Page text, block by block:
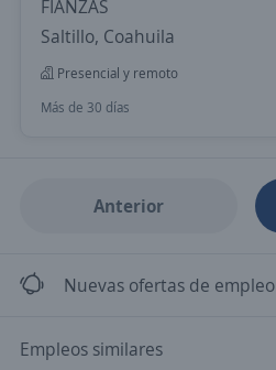
FIANZAS
Saltillo, Coahuila
Presencial y remoto
Más de 30 días
Anterior
Nuevas ofertas de empleo
Empleos similares